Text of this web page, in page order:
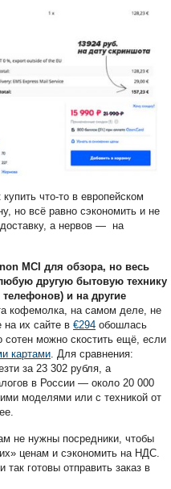
что-то в европейском
но всё равно сэкономить и не
а нервов — на
MCI для обзора, но весь
другую бытовую технику
и на другие
кофемолка, на самом деле, не
на их сайте в €294 обошлась
сотен можно скостить ещё, если
картами . Для сравнения:
за 23 302 рубля, а
в России — около 20 000
моделями или с техникой от
не нужны посредники, чтобы
ценам и сэкономить на НДС.
так готовы отправить заказ в